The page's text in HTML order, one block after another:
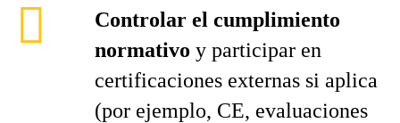
Controlar el cumplimiento
normativo y participar en
certificaciones externas si aplica
(por ejemplo, CE, evaluaciones